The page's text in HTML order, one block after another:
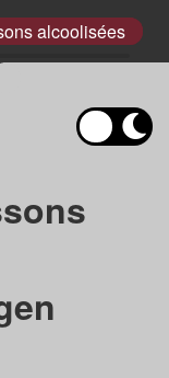
alcoolisées